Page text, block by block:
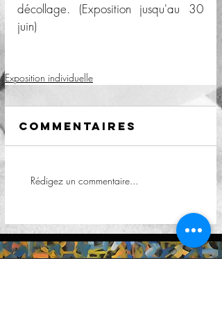
décollage. (Exposition jusqu'au 30
juin)
Exposition individuelle
Commentaires
Rédigez un commentaire...